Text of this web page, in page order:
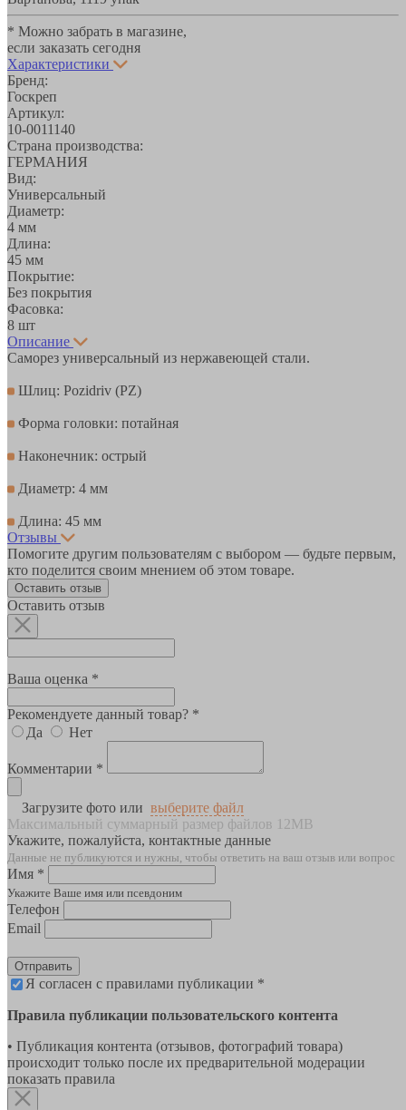
* Можно забрать в магазине,
если заказать сегодня
Характеристики
Бренд:
Госкреп
Артикул:
10-0011140
Страна производства:
ГЕРМАНИЯ
Вид:
Универсальный
Диаметр:
4 мм
Длина:
45 мм
Покрытие:
Без покрытия
Фасовка:
8 шт
Описание
Саморез универсальный из нержавеющей стали.
Шлиц: Pozidriv (PZ)
Форма головки: потайная
Наконечник: острый
Диаметр: 4 мм
Длина: 45 мм
Отзывы
Помогите другим пользователям с выбором — будьте первым,
кто поделится своим мнением об этом товаре.
Оставить отзыв
Оставить отзыв
Ваша оценка *
Рекомендуете данный товар? *
Да
Нет
Комментарии *
Загрузите фото или выберите файл
Максимальный суммарный размер файлов 12MB
Укажите, пожалуйста, контактные данные
Данные не публикуются и нужны, чтобы ответить на ваш отзыв или вопрос
Имя *
Укажите Ваше имя или псевдоним
Телефон
Email
Отправить
Я согласен с правилами публикации *
Правила публикации пользовательского контента
• Публикация контента (отзывов, фотографий товара)
происходит только после их предварительной модерации
показать правила